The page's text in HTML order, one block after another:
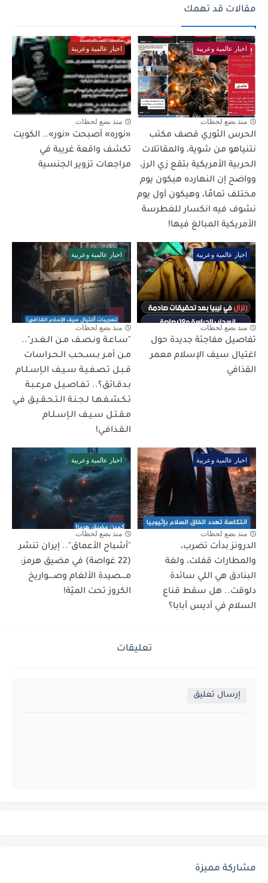
مقالات قد تهمك
اخبار عالمية وعربية
منذ بضع لحظات
الحرس الثوري قصف مكتب
نتنياهو من شوية، والمقاتلات
الحربية الأمريكية بتقع زي الرز،
وواضح إن النهارده هيكون يوم
مختلف تمامًا، وهيكون أول يوم
نشوف فيه انكسار للغطرسة
الأمريكية المبالغ فيها!
اخبار عالمية وعربية
منذ بضع لحظات
«نوره» أصبحت «نور».. الكويت
تكشف واقعة غريبة في
مراجعات تزوير الجنسية
اخبار عالمية وعربية
منذ بضع لحظات
تفاصيل مفاجئة جديدة حول
اغتيال سيف الإسلام معمر
القذافي
اخبار عالمية وعربية
منذ بضع لحظات
"سـاعـة ونـصـف مـن الـغـدر"..
مـن أمـر بـسـحـب الـحـراسات
قـبـل تـصـفـيـة سـيـف الـإسـلـام
بـدقـائق؟.. تـفـاصـيـل مـرعـبـة
تـكـشـفـهـا لـجـنـة الـتـحـقـيـق فـي
مـقـتـل سـيـف الـإسـلـام
الـقـذافـي!
اخبار عالمية وعربية
منذ بضع لحظات
الدرونز بدأت تضرب،
والمطارات قفلت، ولغة
البنادق هي اللي سائدة
دلوقت.. هل سقط قناع
السلام في أديس أبابا؟
اخبار عالمية وعربية
منذ بضع لحظات
"أشباح الأعماق".. إيران تنشر
(22 غواصة) في مضيق هرمز:
مـ،ـصيدة الألغام وصـ،ـواريخ
الكروز تحت الميّة!
تعليقات
إرسال تعليق
مشاركة مميزة